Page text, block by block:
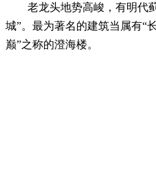
老龙头地势高峻，有明代蓟
城”。最为著名的建筑当属有“
巅”之称的澄海楼。